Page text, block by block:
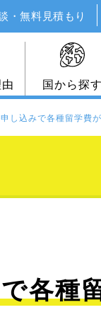
・無料見積もり
国から探す
し込みで各種留学費
各種